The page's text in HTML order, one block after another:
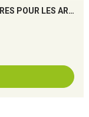
BIOCONDIL : COMPLÉMENTS ALIMENTAIRES POUR LES ARTICULATIONS ET LE CARTILAGE